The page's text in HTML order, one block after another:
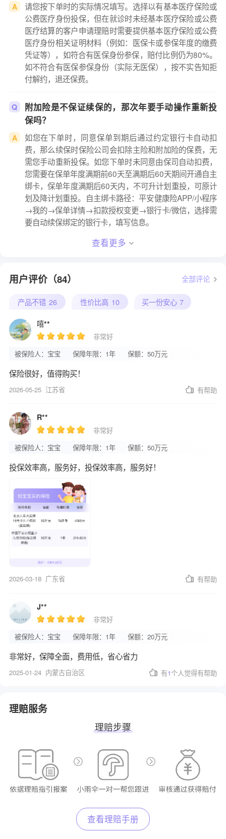
A
请您按下单时的实际情况填写。选择以有基本医疗保险或
公费医疗身份投保，但在就诊时未经基本医疗保险或公费
医疗结算的客户申请理赔时需要提供基本医疗保险或公费
医疗身份相关证明材料（例如：医保卡或参保年度的缴费
凭证等），如符合有医保身份参保，赔付比例仍为80%。
如不符合有医保参保身份（实际无医保），按不实告知拒
付解约，退还保费。
Q
附加险是不保证续保的，那次年要手动操作重新投
保吗？
A
如您在下单时，同意保单到期后通过约定银行卡自动扣
费，那么续保时保险公司会扣除主险和附加险的保费，无
需您手动重新投保。如您下单时未同意由保司自动扣费，
您需要在保单年度满期前60天至满期后60天期间开通自主
绑卡，保单年度满期后60天内，不可升计划重投，可原计
划及降计划重投。自主绑卡路径：平安健康险APP/小程序
→我的→保单详情→扣款授权变更→银行卡/微信，选择需
要自动续保绑定的银行卡，填写信息。
查看更多
用户评价（84） 全部评论
产品不错 26 性价比高 10 买一份安心 7
嘻**
非常好
被保险人：宝宝
保障年限：1年 保额：50万元
保险很好，值得购买！
2026-05-25 江苏省 有帮助
R**
非常好
被保险人：宝宝
保障年限：1年 保额：50万元
投保效率高，服务好，投保效率高，服务好！
2026-03-18 广东省 有帮助
J**
非常好
被保险人：宝宝
保障年限：1年 保额：20万元
非常好，保障全面，费用低，省心省力
2025-01-24 内蒙古自治区 有1个人觉得有帮助
理赔服务
理赔步骤
查看理赔手册